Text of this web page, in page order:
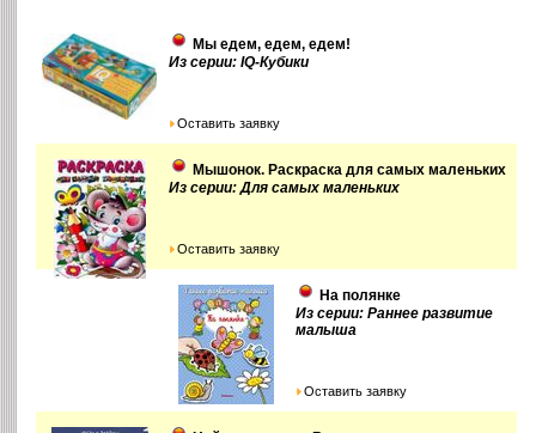
Мы едем, едем, едем!
Из серии: IQ-Кубики
Оставить заявку
Мышонок. Раскраска для самых маленьких
Из серии: Для самых маленьких
Оставить заявку
На полянке
Из серии: Раннее развитие
малыша
Оставить заявку